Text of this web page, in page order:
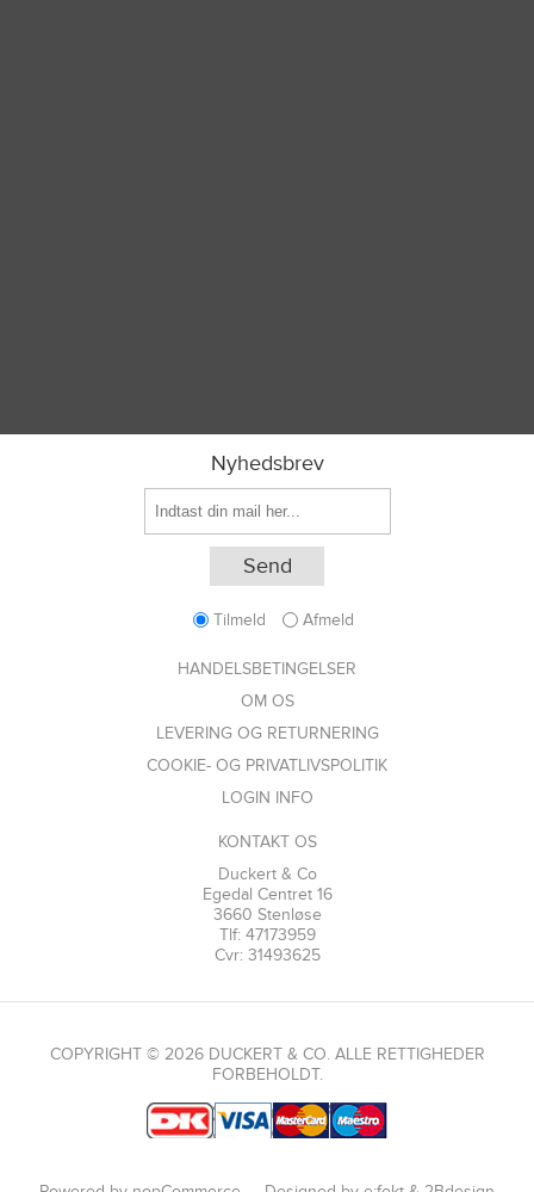
Nyhedsbrev
Tilmeld Afmeld
HANDELSBETINGELSER
OM OS
LEVERING OG RETURNERING
COOKIE- OG PRIVATLIVSPOLITIK
LOGIN INFO
KONTAKT OS
Duckert & Co
Egedal Centret 16
3660 Stenløse
Tlf: 47173959
Cvr: 31493625
COPYRIGHT © 2026 DUCKERT & CO. ALLE RETTIGHEDER
FORBEHOLDT.